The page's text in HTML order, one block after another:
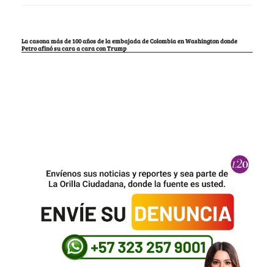
La casona más de 100 años de la embajada de Colombia en Washington donde
Petro afinó su cara a cara con Trump